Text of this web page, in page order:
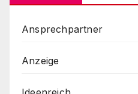
Ansprechpartner
Anzeige